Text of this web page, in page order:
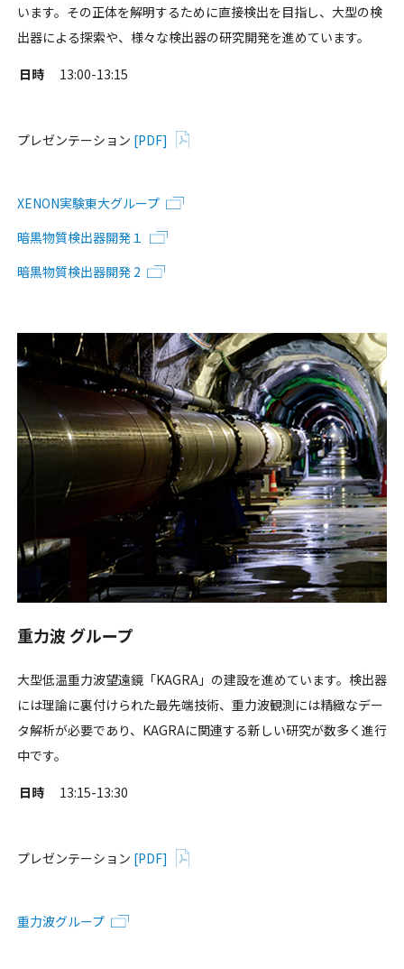
います。その正体を解明するために直接検出を目指し、大型の検
出器による探索や、様々な検出器の研究開発を進めています。
日時 13:00-13:15
プレゼンテーション [PDF]
XENON実験東大グループ
暗黒物質検出器開発１
暗黒物質検出器開発 2
重力波 グループ
大型低温重力波望遠鏡「KAGRA」の建設を進めています。検出器
には理論に裏付けられた最先端技術、重力波観測には精緻なデー
タ解析が必要であり、KAGRAに関連する新しい研究が数多く進行
中です。
日時 13:15-13:30
プレゼンテーション [PDF]
重力波グループ